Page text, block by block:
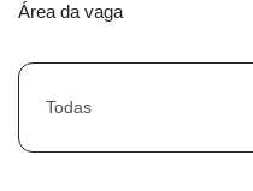
Área da vaga
Todas